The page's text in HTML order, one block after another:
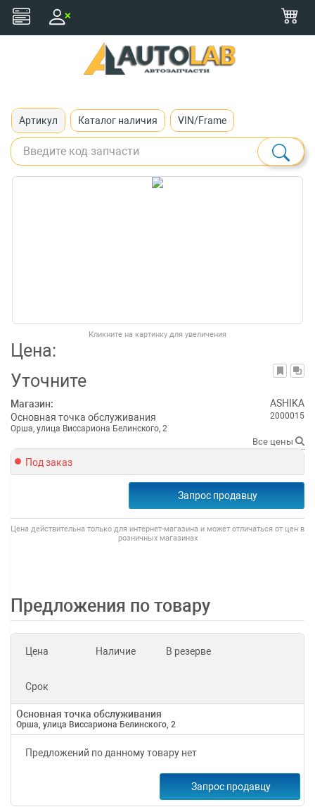
Артикул Каталог наличия VIN/Frame
Кликните на картинку для увеличения
Цена:
Уточните
Магазин:
Основная точка обслуживания
Орша, улица Виссариона Белинского, 2
ASHIKA
2000015
Все цены
Под заказ
Запрос продавцу
Цена действительна только для интернет-магазина и может отличаться от цен в
розничных магазинах
Предложения по товару
Цена Наличие В резерве
Срок
Основная точка обслуживания
Орша, улица Виссариона Белинского, 2
Предложений по данному товару нет
Запрос продавцу